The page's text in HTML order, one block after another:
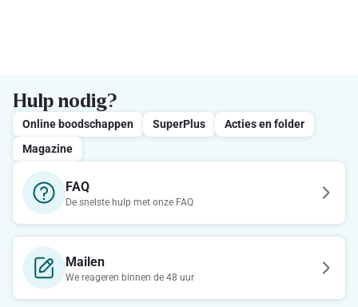
Hulp nodig?
Online boodschappen SuperPlus
Acties en folder
Magazine
FAQ
De snelste hulp met onze FAQ
Mailen
We reageren binnen de 48 uur